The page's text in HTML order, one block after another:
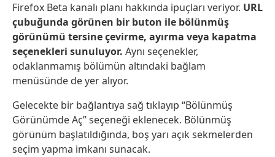
Firefox Beta kanalı planı hakkında ipuçları veriyor. URL
çubuğunda görünen bir buton ile bölünmüş
görünümü tersine çevirme, ayırma veya kapatma
seçenekleri sunuluyor. Aynı seçenekler,
odaklanmamış bölümün altındaki bağlam
menüsünde de yer alıyor.
Gelecekte bir bağlantıya sağ tıklayıp “Bölünmüş
Görünümde Aç” seçeneği eklenecek. Bölünmüş
görünüm başlatıldığında, boş yarı açık sekmelerden
seçim yapma imkanı sunacak.